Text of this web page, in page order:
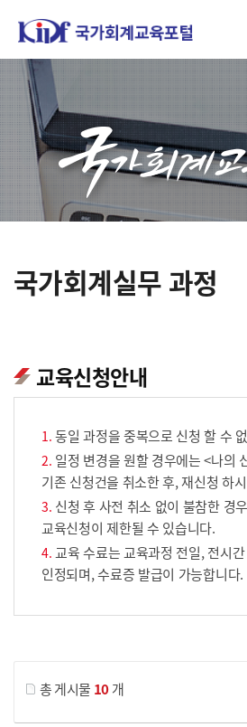
홈페이지가 새롭게 개편되었습니다.
한국조세재정연구원홈페이지가
국가회계실무 과정
교육신청안내
동일 과정을 중복으로 신청 할 수
일정 변경을 원할 경우에는 <나의
기존 신청건을 취소한 후, 재신청 하
신청 후 사전 취소 없이 불참한 경
교육신청이 제한될 수 있습니다.
교육 수료는 교육과정 전일, 전시
인정되며, 수료증 발급이 가능합니다.
총 게시물 10개